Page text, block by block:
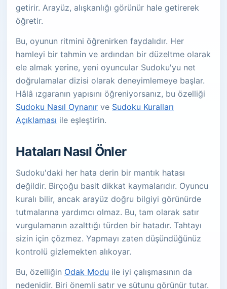
getirir. Arayüz, alışkanlığı görünür hale getirerek
öğretir.
Bu, oyunun ritmini öğrenirken faydalıdır. Her
hamleyi bir tahmin ve ardından bir düzeltme olarak
ele almak yerine, yeni oyuncular Sudoku'yu net
doğrulamalar dizisi olarak deneyimlemeye başlar.
Hâlâ ızgaranın yapısını öğreniyorsanız, bu özelliği
Sudoku Nasıl Oynanır ve Sudoku Kuralları
Açıklaması ile eşleştirin.
Hataları Nasıl Önler
Sudoku'daki her hata derin bir mantık hatası
değildir. Birçoğu basit dikkat kaymalarıdır. Oyuncu
kuralı bilir, ancak arayüz doğru bilgiyi görünürde
tutmalarına yardımcı olmaz. Bu, tam olarak satır
vurgulamanın azalttığı türden bir hatadır. Tahtayı
sizin için çözmez. Yapmayı zaten düşündüğünüz
kontrolü gizlemekten alıkoyar.
Bu, özelliğin Odak Modu ile iyi çalışmasının da
nedenidir. Biri önemli satır ve sütunu görünür tutar.